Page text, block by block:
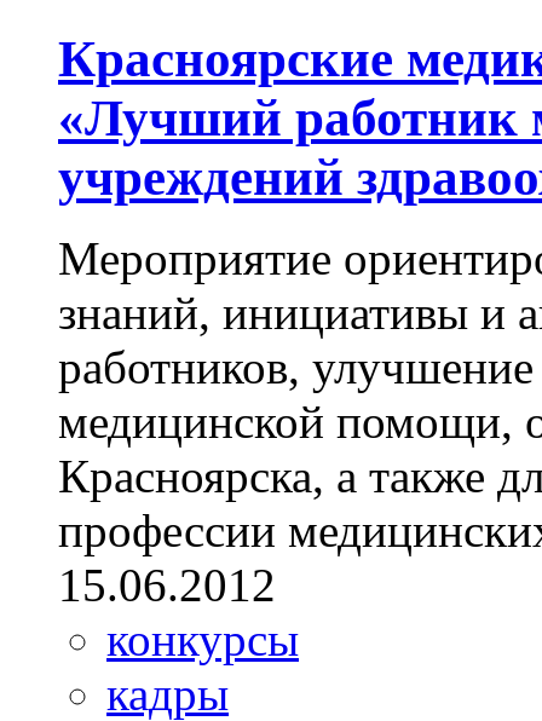
Красноярские
«Лучший
учреждений
Мероприятие
знаний, инициативы и
работников, улучшение
медицинской помощи,
Красноярска, а также
профессии
15.06.2012
конкурсы
кадры